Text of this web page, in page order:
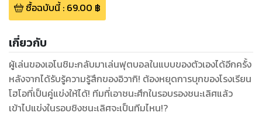
ซื้อฉบับนี้: 69.00 ฿
เกี่ยวกับ
ผู้เล่นของเอโนชิมะกลับมาเล่นฟุตบอลในแบบของตัวเองได้อีกครั้ง
หลังจากได้รับรู้ความรู้สึกของอิวากิ! ต้องหยุดการบุกของโรงเรียน
โฮโอที่เป็นคู่แข่งให้ได้! ทีมที่เอาชนะศึกในรอบรองชนะเลิศแล้ว
เข้าไปแข่งในรอบชิงชนะเลิศจะเป็นทีมไหน!?